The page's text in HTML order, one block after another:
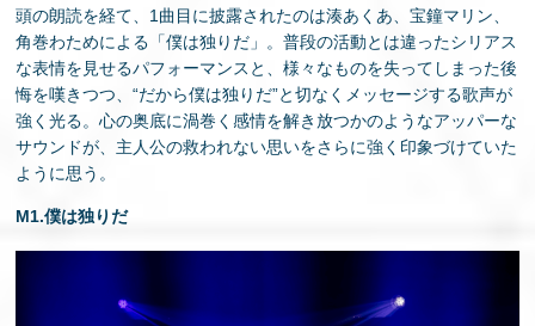
頭の朗読を経て、1曲目に披露されたのは湊あくあ、宝鐘マリン、
角巻わためによる「僕は独りだ」。普段の活動とは違ったシリアス
な表情を見せるパフォーマンスと、様々なものを失ってしまった後
悔を嘆きつつ、“だから僕は独りだ”と切なくメッセージする歌声が
強く光る。心の奥底に渦巻く感情を解き放つかのようなアッパーな
サウンドが、主人公の救われない思いをさらに強く印象づけていた
ように思う。
M1.僕は独りだ